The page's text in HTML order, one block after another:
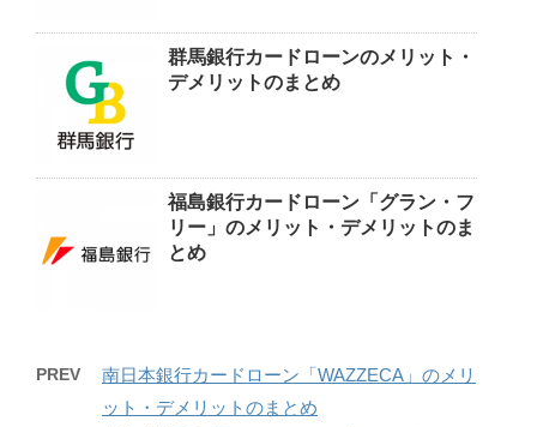
群馬銀行カードローンのメリット・
デメリットのまとめ
福島銀行カードローン「グラン・フ
リー」のメリット・デメリットのま
とめ
PREV
南日本銀行カードローン「WAZZECA」のメリ
ット・デメリットのまとめ